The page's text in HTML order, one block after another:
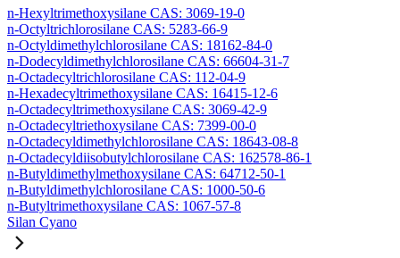
n-Hexyltrimethoxysilane CAS: 3069-19-0
n-Octyltrichlorosilane CAS: 5283-66-9
n-Octyldimethylchlorosilane CAS: 18162-84-0
n-Dodecyldimethylchlorosilane CAS: 66604-31-7
n-Octadecyltrichlorosilane CAS: 112-04-9
n-Hexadecyltrimethoxysilane CAS: 16415-12-6
n-Octadecyltrimethoxysilane CAS: 3069-42-9
n-Octadecyltriethoxysilane CAS: 7399-00-0
n-Octadecyldimethylchlorosilane CAS: 18643-08-8
n-Octadecyldiisobutylchlorosilane CAS: 162578-86-1
n-Butyldimethylmethoxysilane CAS: 64712-50-1
n-Butyldimethylchlorosilane CAS: 1000-50-6
n-Butyltrimethoxysilane CAS: 1067-57-8
Silan Cyano